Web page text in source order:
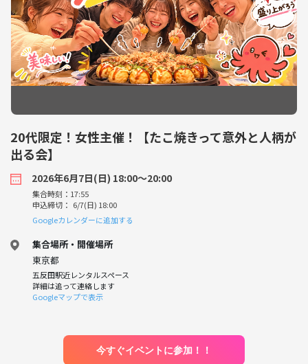
20代限定！女性主催！【たこ焼きって意外と人柄が
出る会】
2026年6月7日(日) 18:00〜20:00
集合時刻：17:55
申込締切： 6/7(日) 18:00
Googleカレンダーに追加する
集合場所・開催場所
東京都
五反田駅近レンタルスペース
詳細は追って連絡します
Googleマップで表示
今すぐイベントに参加！！